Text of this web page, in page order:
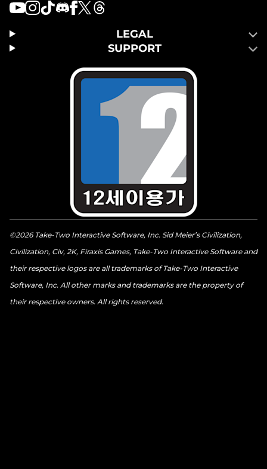
LEGAL
SUPPORT
©2026 Take-Two Interactive Software, Inc. Sid Meier’s Civilization,
Civilization, Civ, 2K, Firaxis Games, Take-Two Interactive Software and
their respective logos are all trademarks of Take-Two Interactive
Software, Inc. All other marks and trademarks are the property of
their respective owners. All rights reserved.